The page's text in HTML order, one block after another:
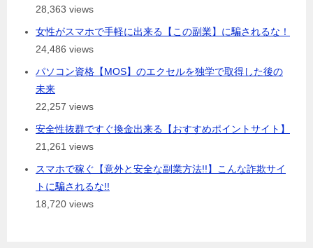
28,363 views
女性がスマホで手軽に出来る【この副業】に騙されるな！
24,486 views
パソコン資格【MOS】のエクセルを独学で取得した後の
未来
22,257 views
安全性抜群ですぐ換金出来る【おすすめポイントサイト】
21,261 views
スマホで稼ぐ【意外と安全な副業方法!!】こんな詐欺サイ
トに騙されるな!!
18,720 views